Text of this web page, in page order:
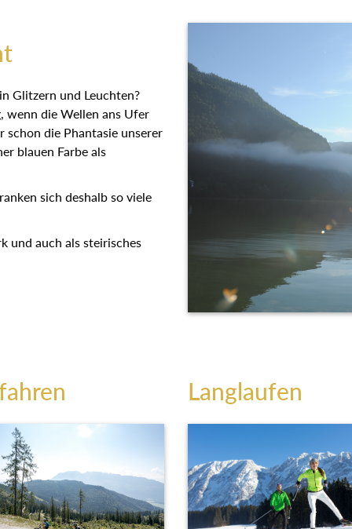
Glitzern und Leuchten?
wenn die Wellen ans Ufer
schon die Phantasie
Langlaufen